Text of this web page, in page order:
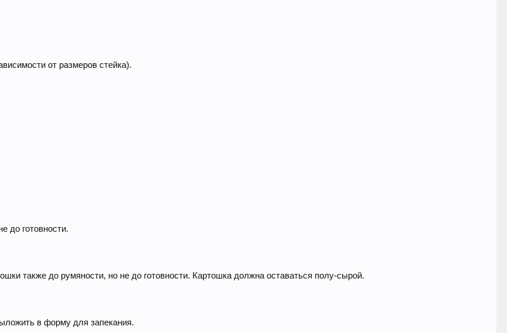
от размеров стейка).
до готовности.
также до румяности, но не до готовности. Картошка должна оставаться полу-сырой.
в форму для запекания.